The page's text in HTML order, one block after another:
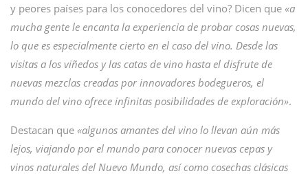
y peores países para los conocedores del vino? Dicen que «a
mucha gente le encanta la experiencia de probar cosas nuevas,
lo que es especialmente cierto en el caso del vino. Desde las
visitas a los viñedos y las catas de vino hasta el disfrute de
nuevas mezclas creadas por innovadores bodegueros, el
mundo del vino ofrece infinitas posibilidades de exploración».
Destacan que «algunos amantes del vino lo llevan aún más
lejos, viajando por el mundo para conocer nuevas cepas y
vinos naturales del Nuevo Mundo, así como cosechas clásicas